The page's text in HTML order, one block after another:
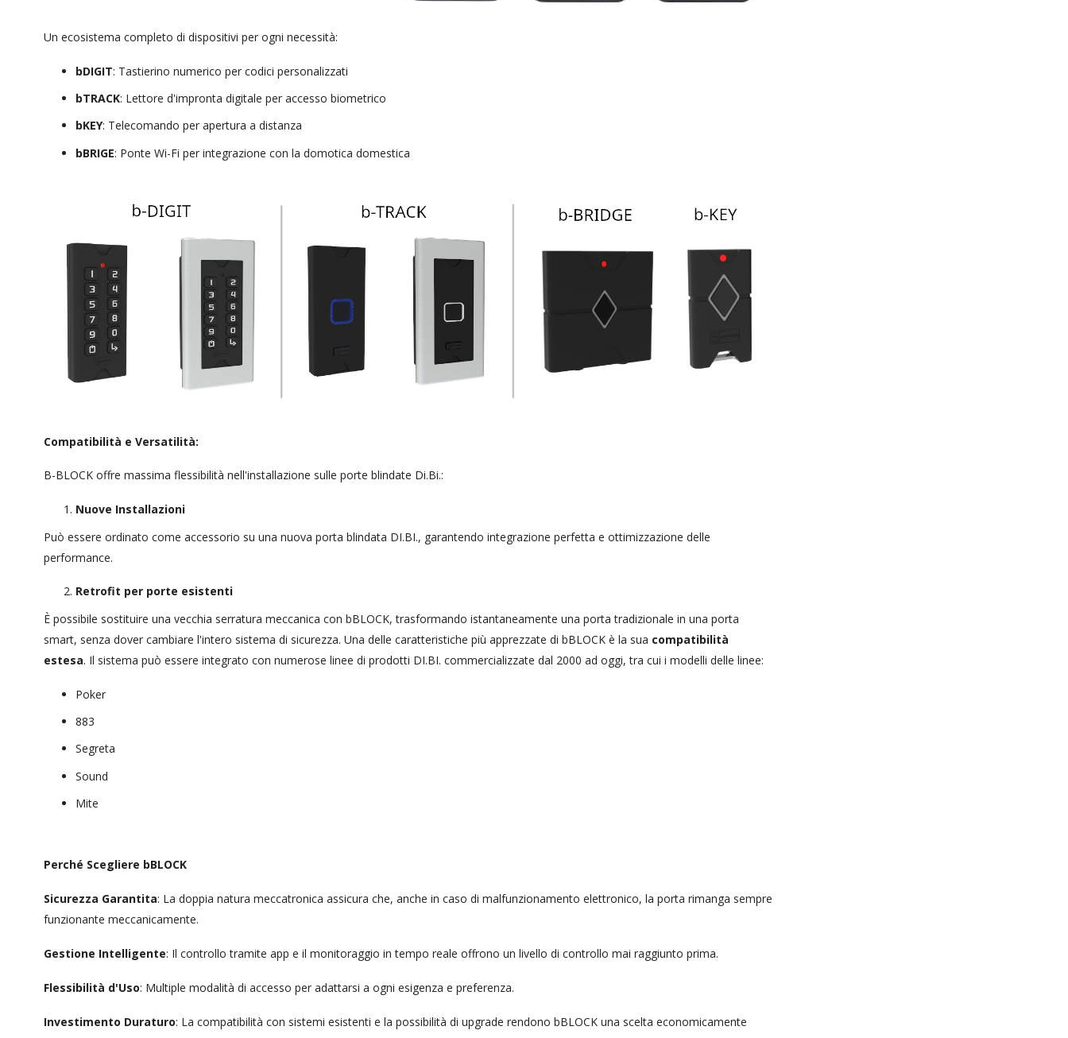
Un ecosistema completo di dispositivi per ogni necessità:
bDIGIT: Tastierino numerico per codici personalizzati
bTRACK: Lettore d'impronta digitale per accesso biometrico
bKEY: Telecomando per apertura a distanza
bBRIGE: Ponte Wi-Fi per integrazione con la domotica domestica
Compatibilità e Versatilità:
B-BLOCK offre massima flessibilità nell'installazione sulle porte blindate Di.Bi.:
Nuove Installazioni
Può essere ordinato come accessorio su una nuova porta blindata DI.BI., garantendo integrazione perfetta e ottimizzazione delle
performance.
Retrofit per porte esistenti
È possibile sostituire una vecchia serratura meccanica con bBLOCK, trasformando istantaneamente una porta tradizionale in una porta
smart, senza dover cambiare l'intero sistema di sicurezza. Una delle caratteristiche più apprezzate di bBLOCK è la sua compatibilità
estesa. Il sistema può essere integrato con numerose linee di prodotti DI.BI. commercializzate dal 2000 ad oggi, tra cui i modelli delle linee:
Poker
883
Segreta
Sound
Mite
Perché Scegliere bBLOCK
Sicurezza Garantita: La doppia natura meccatronica assicura che, anche in caso di malfunzionamento elettronico, la porta rimanga sempre
funzionante meccanicamente.
Gestione Intelligente: Il controllo tramite app e il monitoraggio in tempo reale offrono un livello di controllo mai raggiunto prima.
Flessibilità d'Uso: Multiple modalità di accesso per adattarsi a ogni esigenza e preferenza.
Investimento Duraturo: La compatibilità con sistemi esistenti e la possibilità di upgrade rendono bBLOCK una scelta economicamente